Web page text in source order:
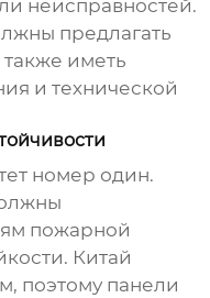
неисправностей.
предлагать
иметь
и технической
номер один.
пожарной
Китай
поэтому панели